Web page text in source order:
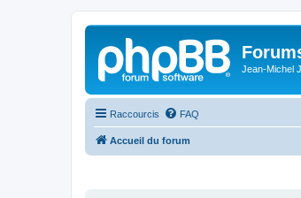
Jean-Michel
Raccourcis FAQ
Accueil du forum